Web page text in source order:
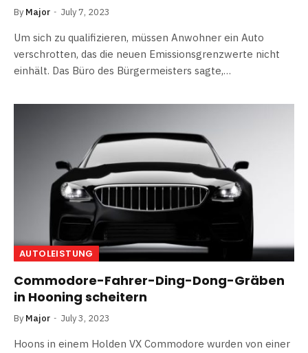
By Major July 7, 2023
Um sich zu qualifizieren, müssen Anwohner ein Auto
verschrotten, das die neuen Emissionsgrenzwerte nicht
einhält. Das Büro des Bürgermeisters sagte,…
AUTOLEISTUNG
Commodore-Fahrer-Ding-Dong-Gräben
in Hooning scheitern
By Major July 3, 2023
Hoons in einem Holden VX Commodore wurden von einer